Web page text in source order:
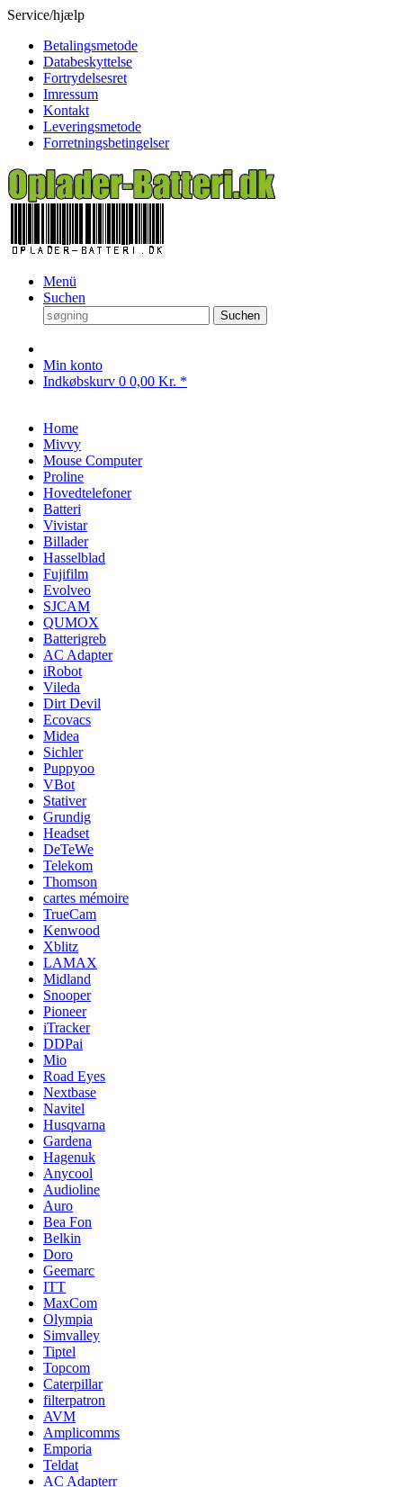
Service/hjælp
Betalingsmetode
Databeskyttelse
Fortrydelsesret
Imressum
Kontakt
Leveringsmetode
Forretningsbetingelser
Menü
Suchen
Suchen
Min konto
Indkøbskurv 0 0,00 Kr. *
Home
Mivvy
Mouse Computer
Proline
Hovedtelefoner
Batteri
Vivistar
Billader
Hasselblad
Fujifilm
Evolveo
SJCAM
QUMOX
Batterigreb
AC Adapter
iRobot
Vileda
Dirt Devil
Ecovacs
Midea
Sichler
Puppyoo
VBot
Stativer
Grundig
Headset
DeTeWe
Telekom
Thomson
cartes mémoire
TrueCam
Kenwood
Xblitz
LAMAX
Midland
Snooper
Pioneer
iTracker
DDPai
Mio
Road Eyes
Nextbase
Navitel
Husqvarna
Gardena
Hagenuk
Anycool
Audioline
Auro
Bea Fon
Belkin
Doro
Geemarc
ITT
MaxCom
Olympia
Simvalley
Tiptel
Topcom
Caterpillar
filterpatron
AVM
Amplicomms
Emporia
Teldat
AC Adapterr